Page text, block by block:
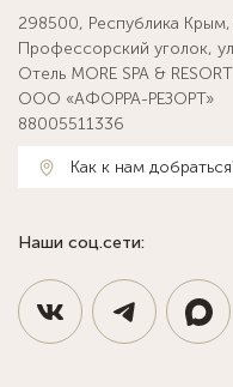
298500, Республика Крым,
Профессорский уголок,
Отель MORE SPA &
ООО «АФОРРА-РЕЗОРТ»
88005511336
Как к нам
Наши соц.сети: